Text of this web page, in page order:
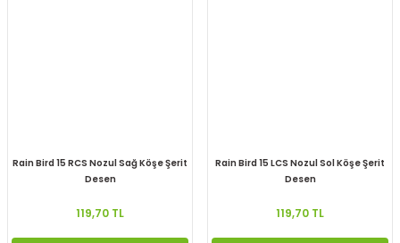
Rain Bird 15 RCS Nozul Sağ Köşe Şerit
Desen
119,70 TL
Rain Bird 15 LCS Nozul Sol Köşe Şerit
Desen
119,70 TL